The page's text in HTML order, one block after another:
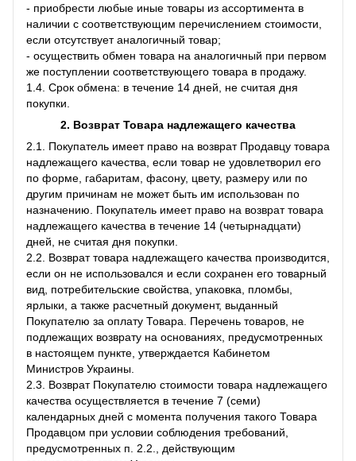
- приобрести любые иные товары из ассортимента в
наличии с соответствующим перечислением стоимости,
если отсутствует аналогичный товар;
- осуществить обмен товара на аналогичный при первом
же поступлении соответствующего товара в продажу.
1.4. Срок обмена: в течение 14 дней, не считая дня
покупки.
2. Возврат Товара надлежащего качества
2.1. Покупатель имеет право на возврат Продавцу товара
надлежащего качества, если товар не удовлетворил его
по форме, габаритам, фасону, цвету, размеру или по
другим причинам не может быть им использован по
назначению. Покупатель имеет право на возврат товара
надлежащего качества в течение 14 (четырнадцати)
дней, не считая дня покупки.
2.2. Возврат товара надлежащего качества производится,
если он не использовался и если сохранен его товарный
вид, потребительские свойства, упаковка, пломбы,
ярлыки, а также расчетный документ, выданный
Покупателю за оплату Товара. Перечень товаров, не
подлежащих возврату на основаниях, предусмотренных
в настоящем пункте, утверждается Кабинетом
Министров Украины.
2.3. Возврат Покупателю стоимости товара надлежащего
качества осуществляется в течение 7 (семи)
календарных дней с момента получения такого Товара
Продавцом при условии соблюдения требований,
предусмотренных п. 2.2., действующим